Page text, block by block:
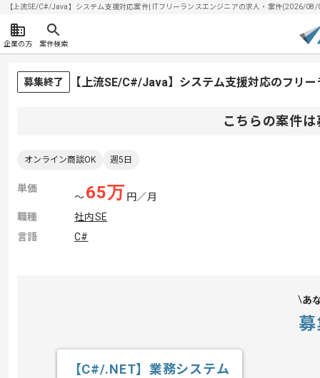
【上流SE/C#/Java】システム支援対応案件| ITフリーランスエンジニアの求人・案件(2026/
企業の方 案件検索
募集終了 【上流SE/C#/Java】システム支援対応のフリ
こちらの案件
オンライン商談OK 週5日
単価
〜65万 円／月
職種
社内SE
言語
C#
あ
【C#/.NET】業務システム